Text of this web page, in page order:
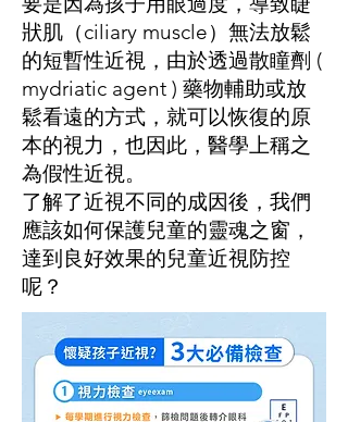
狀肌（ciliary muscle）無法放鬆
的短暫性近視，由於透過散瞳劑 (
mydriatic agent ) 藥物輔助或放
鬆看遠的方式，就可以恢復的原
本的視力，也因此，醫學上稱之
為假性近視。
了解了近視不同的成因後，我們
應該如何保護兒童的靈魂之窗，
達到良好效果的兒童近視防控
呢？